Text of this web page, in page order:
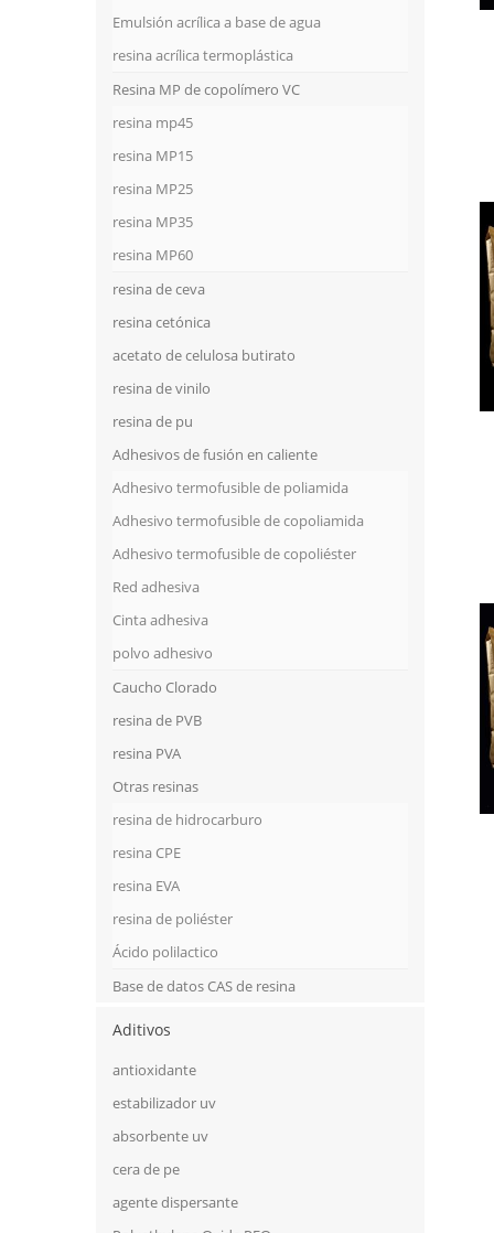
Emulsión acrílica a base de agua
resina acrílica termoplástica
Resina MP de copolímero VC
resina mp45
resina MP15
resina MP25
resina MP35
resina MP60
resina de ceva
resina cetónica
acetato de celulosa butirato
resina de vinilo
resina de pu
Adhesivos de fusión en caliente
Adhesivo termofusible de poliamida
Adhesivo termofusible de copoliamida
Adhesivo termofusible de copoliéster
Red adhesiva
Cinta adhesiva
polvo adhesivo
Caucho Clorado
resina de PVB
resina PVA
Otras resinas
resina de hidrocarburo
resina CPE
resina EVA
resina de poliéster
Ácido polilactico
Base de datos CAS de resina
Aditivos
antioxidante
estabilizador uv
absorbente uv
cera de pe
agente dispersante